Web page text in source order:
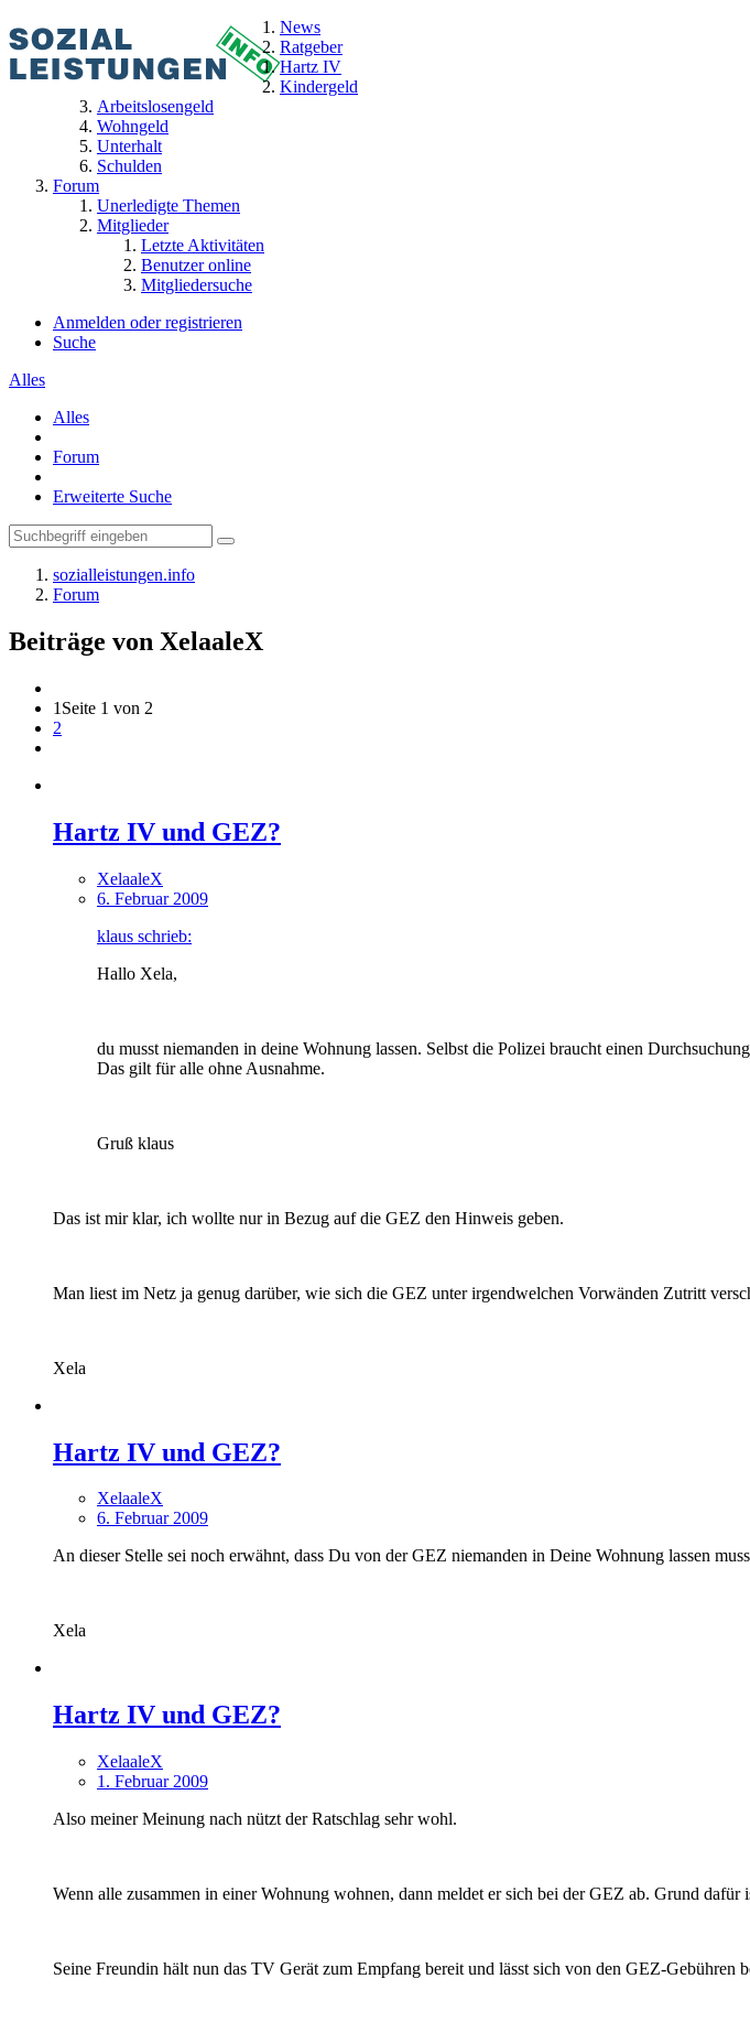
News
Ratgeber
Hartz IV
Kindergeld
Arbeitslosengeld
Wohngeld
Unterhalt
Schulden
Forum
Unerledigte Themen
Mitglieder
Letzte Aktivitäten
Benutzer online
Mitgliedersuche
Anmelden oder registrieren
Suche
Alles
Alles
Forum
Erweiterte Suche
sozialleistungen.info
Forum
Beiträge von XelaaleX
1 Seite 1 von 2
2
Hartz IV und GEZ?
XelaaleX
6. Februar 2009
klaus schrieb:
Hallo Xela,
du musst niemanden in deine Wohnung lassen. Selbst die Polizei braucht einen
Das gilt für alle ohne Ausnahme.
Gruß klaus
Das ist mir klar, ich wollte nur in Bezug auf die GEZ den Hinweis geben.
Man liest im Netz ja genug darüber, wie sich die GEZ unter irgendwelchen Vorwänden Zutritt
Xela
Hartz IV und GEZ?
XelaaleX
6. Februar 2009
An dieser Stelle sei noch erwähnt, dass Du von der GEZ niemanden in Deine Wohnung lassen
Xela
Hartz IV und GEZ?
XelaaleX
1. Februar 2009
Also meiner Meinung nach nützt der Ratschlag sehr wohl.
Wenn alle zusammen in einer Wohnung wohnen, dann meldet er sich bei der GEZ ab. Grund
Seine Freundin hält nun das TV Gerät zum Empfang bereit und lässt sich von den GEZ-Gebühren